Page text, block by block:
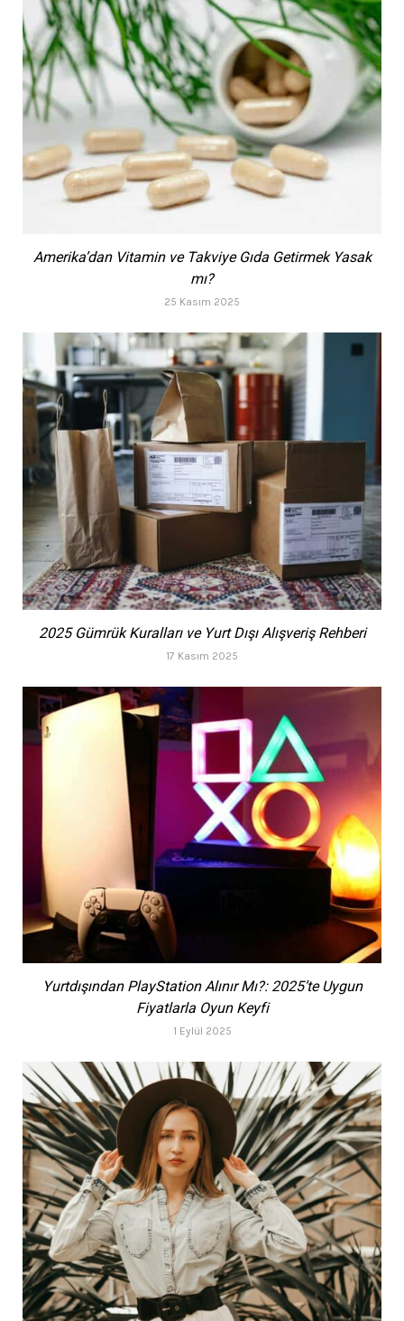
Amerika’dan Vitamin ve Takviye Gıda Getirmek Yasak
mı?
25 Kasım 2025
2025 Gümrük Kuralları ve Yurt Dışı Alışveriş Rehberi
17 Kasım 2025
Yurtdışından PlayStation Alınır Mı?: 2025’te Uygun
Fiyatlarla Oyun Keyfi
1 Eylül 2025